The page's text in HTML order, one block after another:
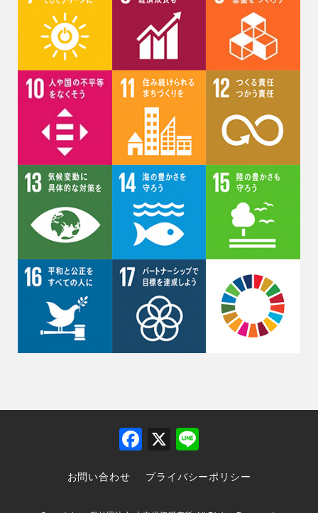
F
c
e
X
e
お問い合わせ プライバシーポリシー